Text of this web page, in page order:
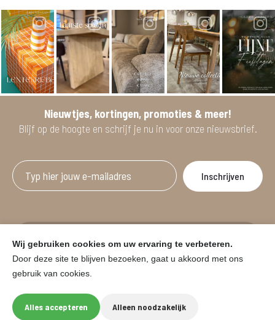
Nieuwtjes, kortingen, promoties & meer!
Blijf op de hoogte en schrijf je nu in voor onze nieuwsbrief.
vanaf minimum 2 willekeurige artikelen.
Onder voorbehoud van prijswijzigingen in de winkel en typfouten.
Wij gebruiken cookies om uw ervaring te verbeteren.
Door deze site te blijven bezoeken, gaat u akkoord met ons
gebruik van cookies.
Alles accepteren Alleen noodzakelijk